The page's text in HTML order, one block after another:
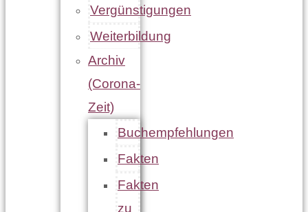
Vergünstigungen
Weiterbildung
Archiv
(Corona-
Zeit)
Buchempfehlungen
Fakten
Fakten
zu